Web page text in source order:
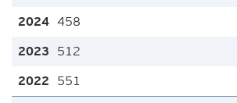
458
512
551